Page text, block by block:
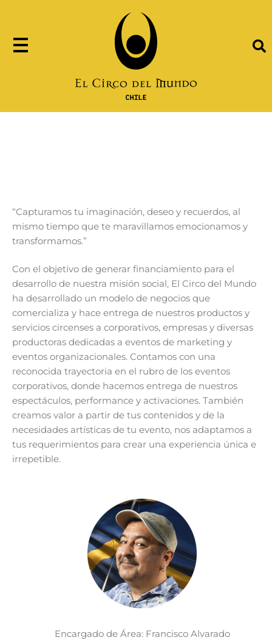
“Capturamos tu imaginación, deseo y recuerdos, al
mismo tiempo que te maravillamos emocionamos y
transformamos.”
Con el objetivo de generar financiamiento para el
desarrollo de nuestra misión social, El Circo del Mundo
ha desarrollado un modelo de negocios que
comercializa y hace entrega de nuestros productos y
servicios circenses a corporativos, empresas y diversas
productoras dedicadas a eventos de marketing y
eventos organizacionales. Contamos con una
reconocida trayectoria en el rubro de los eventos
corporativos, donde hacemos entrega de nuestros
espectáculos, performance y activaciones. También
creamos valor a partir de tus contenidos y de la
necesidades artísticas de tu evento, nos adaptamos a
tus requerimientos para crear una experiencia única e
irrepetible.
Encargado de Área: Francisco Alvarado